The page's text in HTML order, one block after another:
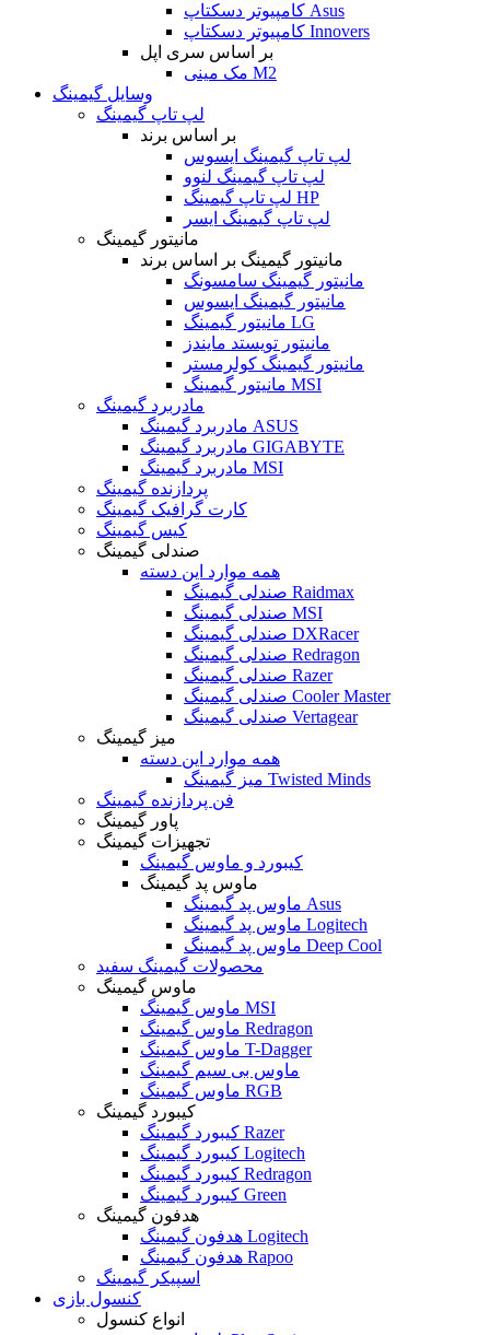
کامپیوتر دسکتاپ Asus
کامپیوتر دسکتاپ Innovers
بر اساس سری اپل
مک مینی M2
وسایل گیمینگ
لپ تاپ گیمینگ
بر اساس برند
لپ تاپ گیمینگ ایسوس
لپ تاپ گیمینگ لنوو
لپ تاپ گیمینگ HP
لپ تاپ گیمینگ ایسر
مانیتور گیمینگ
مانیتور گیمینگ بر اساس برند
مانیتور گیمینگ سامسونگ
مانیتور گیمینگ ایسوس
مانیتور گیمینگ LG
مانیتور تویستد مایندز
مانیتور گیمینگ کولرمستر
مانیتور گیمینگ MSI
مادربرد گیمینگ
مادربرد گیمینگ ASUS
مادربرد گیمینگ GIGABYTE
مادربرد گیمینگ MSI
پردازنده گیمینگ
کارت گرافیک گیمینگ
کیس گیمینگ
صندلی گیمینگ
همه موارد این دسته
صندلی گیمینگ Raidmax
صندلی گیمینگ MSI
صندلی گیمینگ DXRacer
صندلی گیمینگ Redragon
صندلی گیمینگ Razer
صندلی گیمینگ Cooler Master
صندلی گیمینگ Vertagear
میز گیمینگ
همه موارد این دسته
میز گیمینگ Twisted Minds
فن پردازنده گیمینگ
پاور گیمینگ
تجهیزات گیمینگ
کیبورد و ماوس گیمینگ
ماوس پد گیمینگ
ماوس پد گیمینگ Asus
ماوس پد گیمینگ Logitech
ماوس پد گیمینگ Deep Cool
محصولات گیمینگ سفید
ماوس گیمینگ
ماوس گیمینگ MSI
ماوس گیمینگ Redragon
ماوس گیمینگ T-Dagger
ماوس بی سیم گیمینگ
ماوس گیمینگ RGB
کیبورد گیمینگ
کیبورد گیمینگ Razer
کیبورد گیمینگ Logitech
کیبورد گیمینگ Redragon
کیبورد گیمینگ Green
هدفون گیمینگ
هدفون گیمینگ Logitech
هدفون گیمینگ Rapoo
اسپیکر گیمینگ
کنسول بازی
انواع کنسول